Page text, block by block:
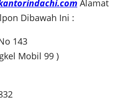
Alamat
Dibawah Ini :
143
Mobil 99 )